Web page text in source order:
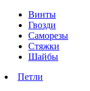
Винты
Гвозди
Саморезы
Стяжки
Шайбы
Петли